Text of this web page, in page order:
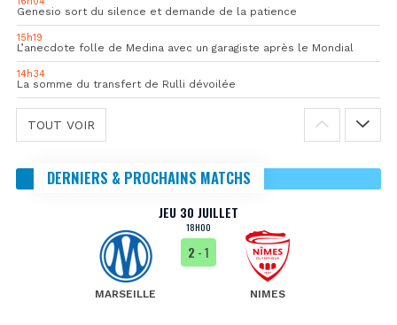
Genesio sort du silence et demande de la patience
15h19
L’anecdote folle de Medina avec un garagiste après le Mondial
14h34
La somme du transfert de Rulli dévoilée
TOUT VOIR
DERNIERS & PROCHAINS MATCHS
JEU 30 JUILLET
18H00
MARSEILLE
2 - 1
NIMES